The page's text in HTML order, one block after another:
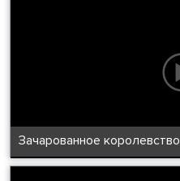
Зачарованное королевство